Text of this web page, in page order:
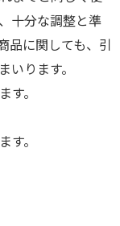
十分な調整と準
品に関しても、引
ります。
。
。